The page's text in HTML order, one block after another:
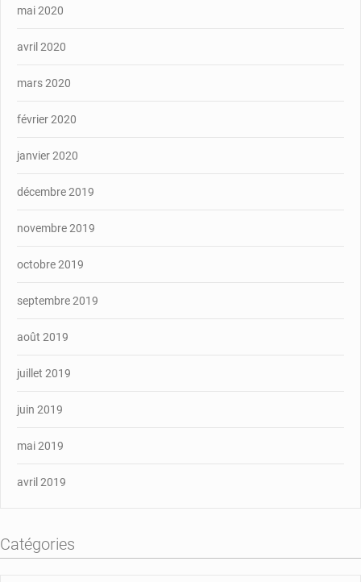
mai 2020
avril 2020
mars 2020
février 2020
janvier 2020
décembre 2019
novembre 2019
octobre 2019
septembre 2019
août 2019
juillet 2019
juin 2019
mai 2019
avril 2019
Catégories